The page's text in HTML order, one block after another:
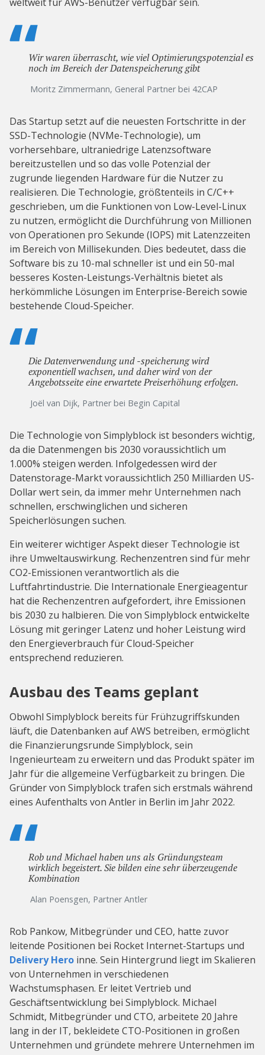
Wir waren überrascht, wie viel Optimierungspotenzial es
noch im Bereich der Datenspeicherung gibt
Moritz Zimmermann, General Partner bei 42CAP
Das Startup setzt auf die neuesten Fortschritte in der
SSD-Technologie (NVMe-Technologie), um
vorhersehbare, ultraniedrige Latenzsoftware
bereitzustellen und so das volle Potenzial der
zugrunde liegenden Hardware für die Nutzer zu
realisieren. Die Technologie, größtenteils in C/C++
geschrieben, um die Funktionen von Low-Level-Linux
zu nutzen, ermöglicht die Durchführung von Millionen
von Operationen pro Sekunde (IOPS) mit Latenzzeiten
im Bereich von Millisekunden. Dies bedeutet, dass die
Software bis zu 10-mal schneller ist und ein 50-mal
besseres Kosten-Leistungs-Verhältnis bietet als
herkömmliche Lösungen im Enterprise-Bereich sowie
bestehende Cloud-Speicher.
Die Datenverwendung und -speicherung wird
exponentiell wachsen, und daher wird von der
Angebotsseite eine erwartete Preiserhöhung erfolgen.
Joël van Dijk, Partner bei Begin Capital
Die Technologie von Simplyblock ist besonders wichtig,
da die Datenmengen bis 2030 voraussichtlich um
1.000% steigen werden. Infolgedessen wird der
Datenstorage-Markt voraussichtlich 250 Milliarden US-
Dollar wert sein, da immer mehr Unternehmen nach
schnellen, erschwinglichen und sicheren
Speicherlösungen suchen.
Ein weiterer wichtiger Aspekt dieser Technologie ist
ihre Umweltauswirkung. Rechenzentren sind für mehr
CO2-Emissionen verantwortlich als die
Luftfahrtindustrie. Die Internationale Energieagentur
hat die Rechenzentren aufgefordert, ihre Emissionen
bis 2030 zu halbieren. Die von Simplyblock entwickelte
Lösung mit geringer Latenz und hoher Leistung wird
den Energieverbrauch für Cloud-Speicher
entsprechend reduzieren.
Ausbau des Teams geplant
Obwohl Simplyblock bereits für Frühzugriffskunden
läuft, die Datenbanken auf AWS betreiben, ermöglicht
die Finanzierungsrunde Simplyblock, sein
Ingenieurteam zu erweitern und das Produkt später im
Jahr für die allgemeine Verfügbarkeit zu bringen. Die
Gründer von Simplyblock trafen sich erstmals während
eines Aufenthalts von Antler in Berlin im Jahr 2022.
Rob und Michael haben uns als Gründungsteam
wirklich begeistert. Sie bilden eine sehr überzeugende
Kombination
Alan Poensgen, Partner Antler
Rob Pankow, Mitbegründer und CEO, hatte zuvor
leitende Positionen bei Rocket Internet-Startups und
Delivery Hero inne. Sein Hintergrund liegt im Skalieren
von Unternehmen in verschiedenen
Wachstumsphasen. Er leitet Vertrieb und
Geschäftsentwicklung bei Simplyblock. Michael
Schmidt, Mitbegründer und CTO, arbeitete 20 Jahre
lang in der IT, bekleidete CTO-Positionen in großen
Unternehmen und gründete mehrere Unternehmen im